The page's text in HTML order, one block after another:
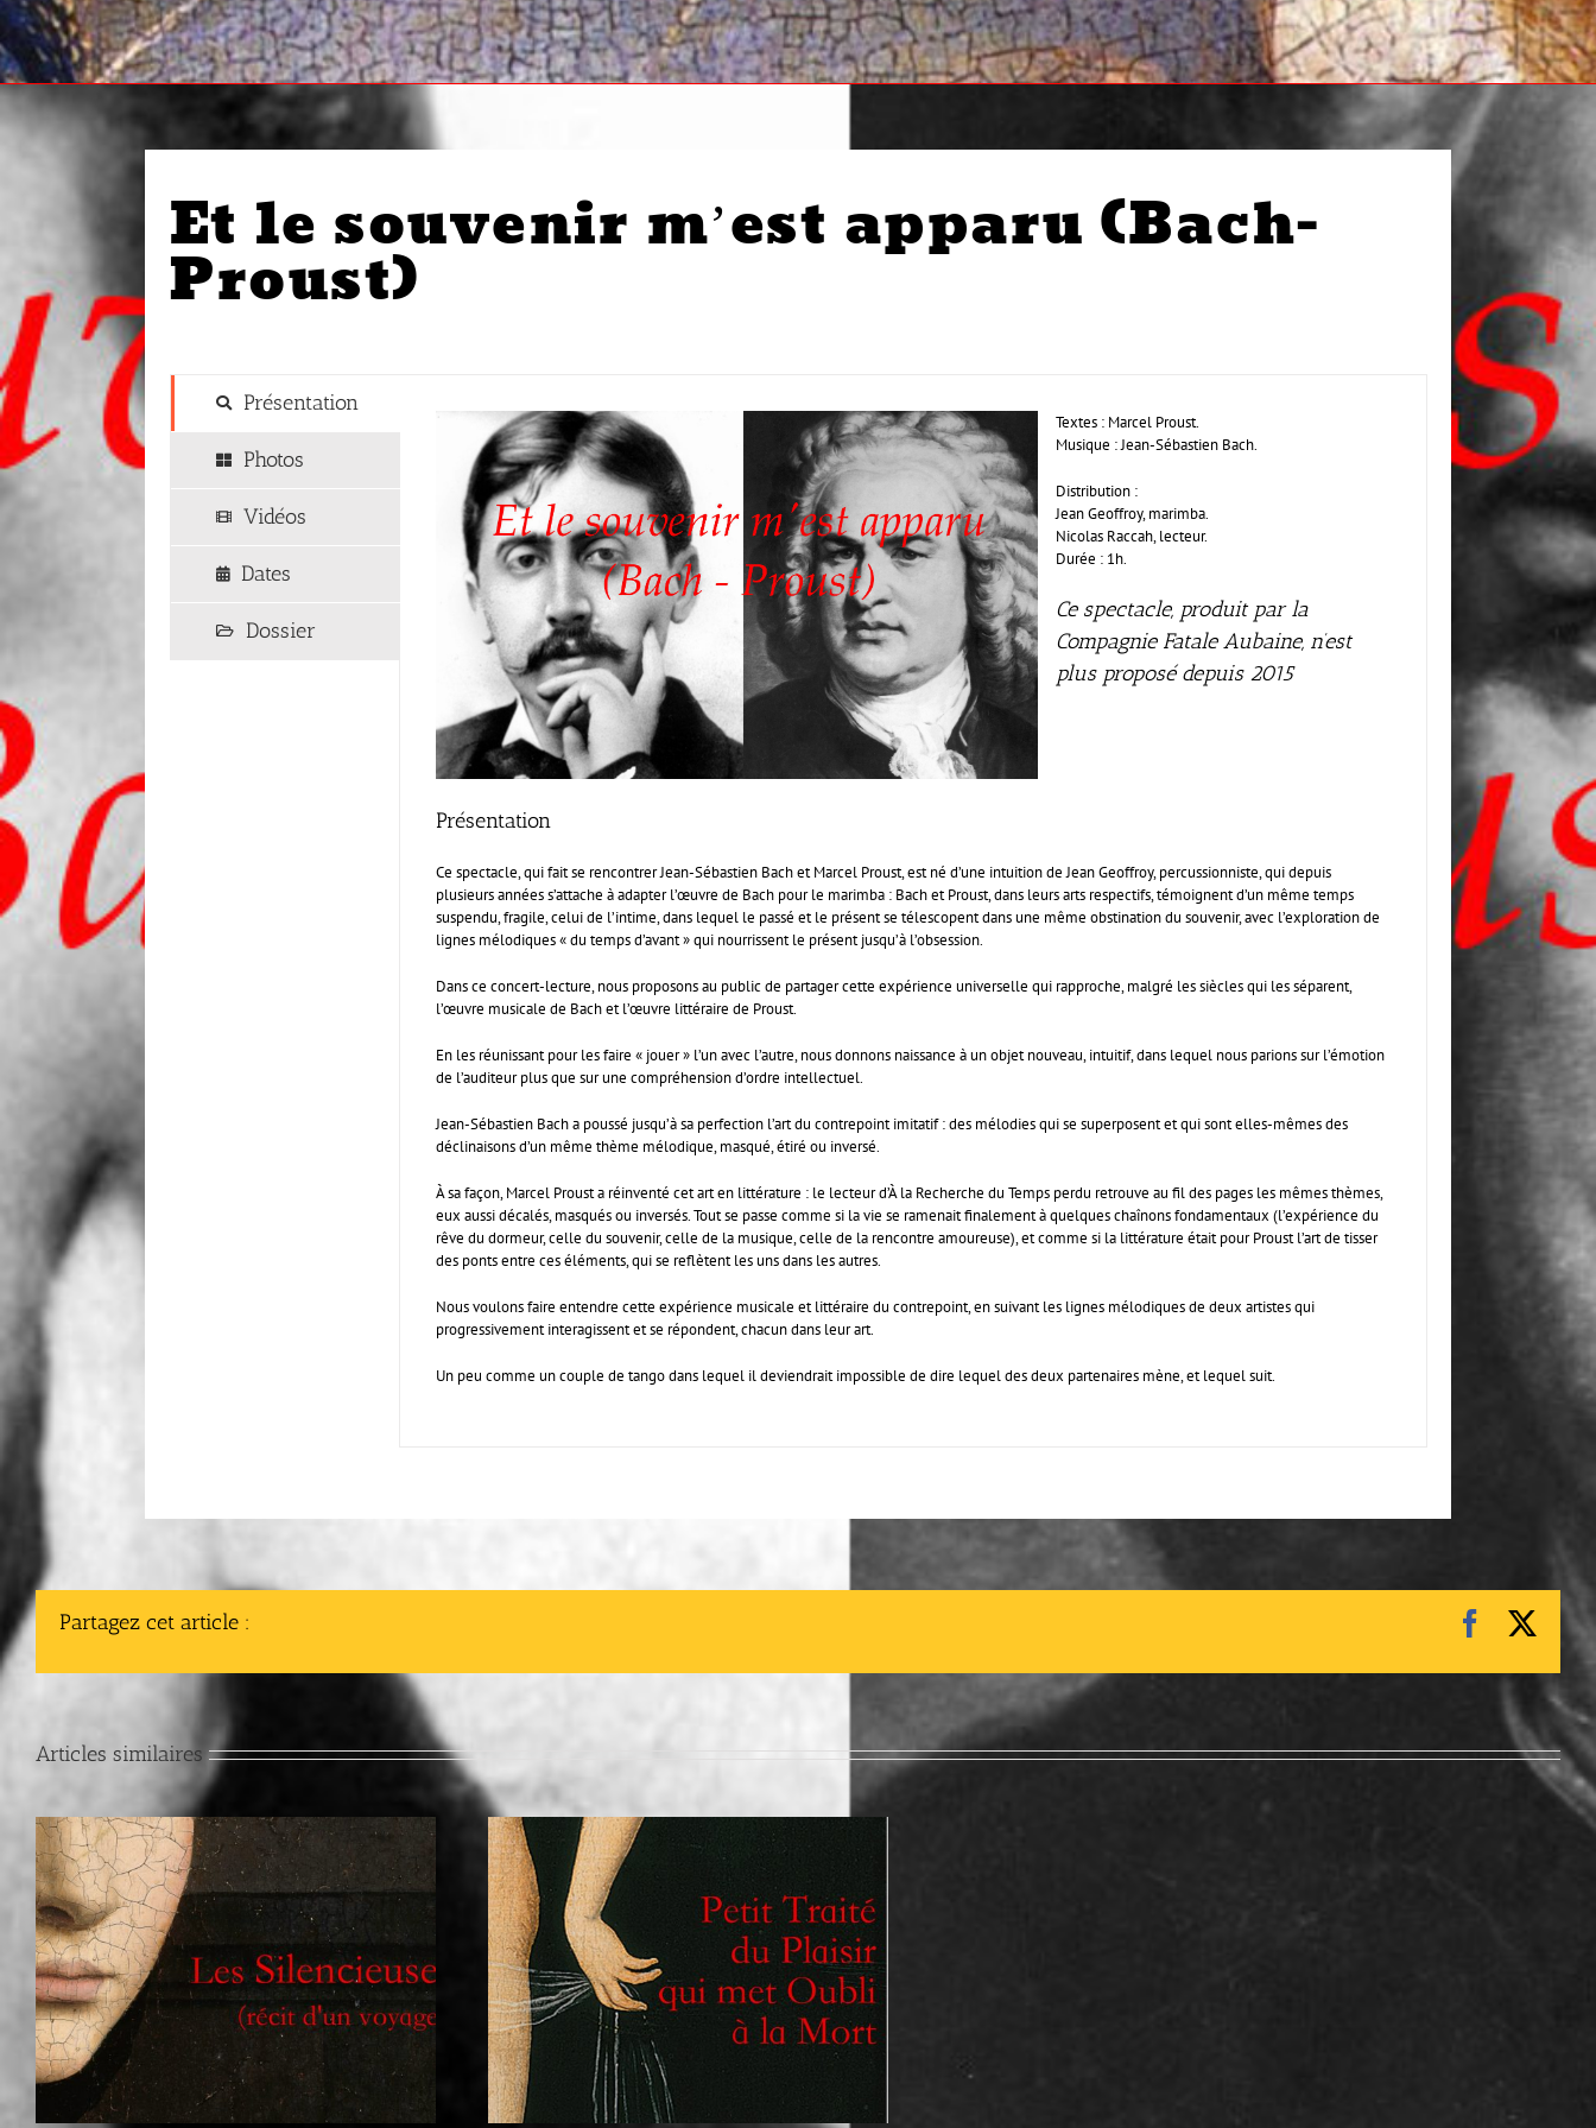
Et le souvenir m’est apparu (Bach-
Proust)
Présentation
Photos
Vidéos
Dates
Dossier
Textes : Marcel Proust.
Musique : Jean-Sébastien Bach.
Distribution :
Jean Geoffroy, marimba.
Nicolas Raccah, lecteur.
Durée : 1h.
Ce spectacle, produit par la
Compagnie Fatale Aubaine, n’est
plus proposé depuis 2015
Présentation
Ce spectacle, qui fait se rencontrer Jean-Sébastien Bach et Marcel Proust, est né d’une intuition de Jean Geoffroy, percussionniste, qui depuis
plusieurs années s’attache à adapter l’œuvre de Bach pour le marimba : Bach et Proust, dans leurs arts respectifs, témoignent d’un même temps
suspendu, fragile, celui de l’intime, dans lequel le passé et le présent se télescopent dans une même obstination du souvenir, avec l’exploration de
lignes mélodiques « du temps d’avant » qui nourrissent le présent jusqu’à l’obsession.
Dans ce concert-lecture, nous proposons au public de partager cette expérience universelle qui rapproche, malgré les siècles qui les séparent,
l’œuvre musicale de Bach et l’œuvre littéraire de Proust.
En les réunissant pour les faire « jouer » l’un avec l’autre, nous donnons naissance à un objet nouveau, intuitif, dans lequel nous parions sur l’émotion
de l’auditeur plus que sur une compréhension d’ordre intellectuel.
Jean-Sébastien Bach a poussé jusqu’à sa perfection l’art du contrepoint imitatif : des mélodies qui se superposent et qui sont elles-mêmes des
déclinaisons d’un même thème mélodique, masqué, étiré ou inversé.
À sa façon, Marcel Proust a réinventé cet art en littérature : le lecteur d’À la Recherche du Temps perdu retrouve au fil des pages les mêmes thèmes,
eux aussi décalés, masqués ou inversés. Tout se passe comme si la vie se ramenait finalement à quelques chaînons fondamentaux (l’expérience du
rêve du dormeur, celle du souvenir, celle de la musique, celle de la rencontre amoureuse), et comme si la littérature était pour Proust l’art de tisser
des ponts entre ces éléments, qui se reflètent les uns dans les autres.
Nous voulons faire entendre cette expérience musicale et littéraire du contrepoint, en suivant les lignes mélodiques de deux artistes qui
progressivement interagissent et se répondent, chacun dans leur art.
Un peu comme un couple de tango dans lequel il deviendrait impossible de dire lequel des deux partenaires mène, et lequel suit.
Partagez cet article : Facebook
Articles similaires
Les Silencieuses (récit d’un
voyage)
Le Petit Traité du Plaisir qui met
oubli à la Mort